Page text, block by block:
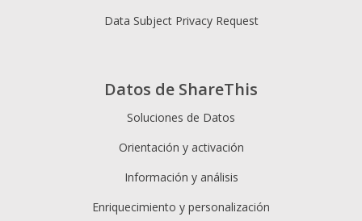
Datos de ShareThis
Soluciones de Datos
Orientación y activación
Información y análisis
Enriquecimiento y personalización
Data Subject Privacy Request